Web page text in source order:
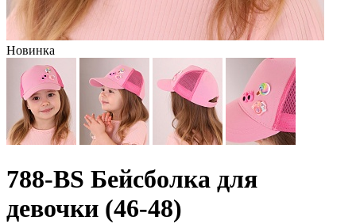
Новинка
788-BS Бейсболка для
девочки (46-48)